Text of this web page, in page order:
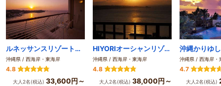
ルネッサンスリゾートオキナワ
沖縄県 / 西海岸・東海岸
4.8
大人2名(税込) 33,600円～
HIYORIオーシャンリゾート沖縄
沖縄県 / 西海岸・東海岸
4.8
大人2名(税込) 38,000円～
沖縄県 / 西海岸・
4.7
大人2名(税込)